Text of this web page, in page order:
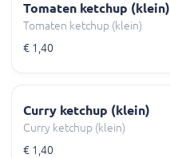
Tomaten ketchup (klein)
Tomaten ketchup (klein)
€ 1,40
Curry ketchup (klein)
Curry ketchup (klein)
€ 1,40